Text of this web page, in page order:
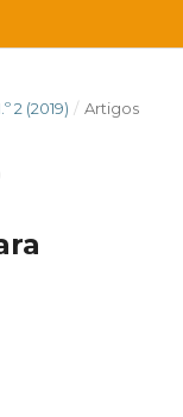
2 (2019) / Artigos